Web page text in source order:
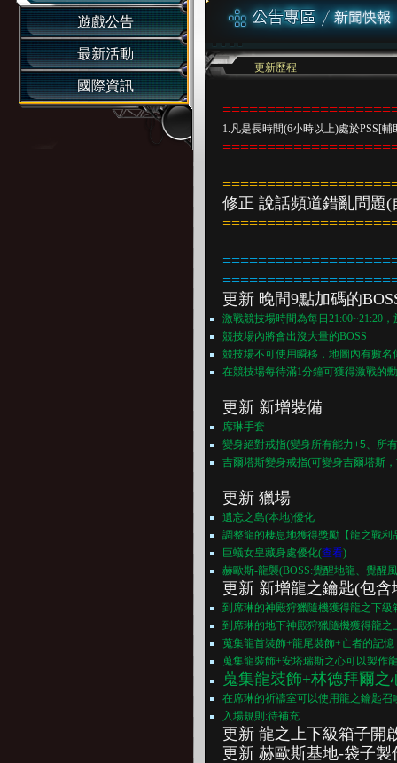
遊戲公告
最新活動
國際資訊
更新歷程
1.凡是長時間(6小時以上)處於PSS[
修正 說話頻道錯亂問題
更新 晚間9點加碼的
激戰競技場時間為每日21:00~21:20
競技場內將會出沒大量的BOSS
競技場不可使用瞬移，地圖內有數名
在競技場每待滿1分鐘可獲得激戰的
更新 新增裝備
席琳手套
變身絕對戒指(變身所有能力+5、所
吉爾塔斯變身戒指(可變身吉爾塔斯
更新 獵場
遺忘之島(本地)優化
調整龍的棲息地獲得獎勵【龍之戰
巨蟻女皇藏身處優化(查看)
赫歐斯-龍襲(BOSS:覺醒地龍、覺醒
更新 新增龍之鑰匙(包
到席琳的神殿狩獵隨機獲得龍之下
到席琳的地下神殿狩獵隨機獲得龍
蒐集龍首裝飾+龍尾裝飾+亡者的記
蒐集龍裝飾+安塔瑞斯之心可以製作
蒐集龍裝飾+林德拜爾
在席琳的祈禱室可以使用龍之鑰匙召
入場規則:待補充
更新 龍之上下級箱子開
更新 赫歐斯基地-袋子